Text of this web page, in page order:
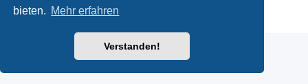
bieten. Mehr erfahren
Verstanden!
Deutsche Übersetzung durch